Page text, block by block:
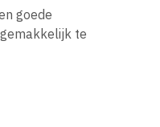
goede
te